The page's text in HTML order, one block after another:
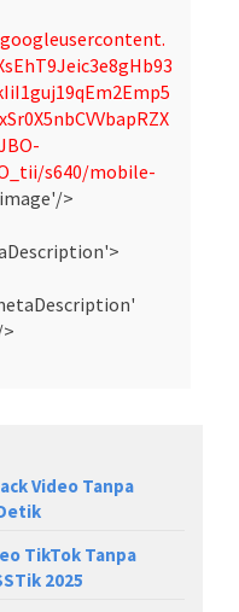
s640/mobile-
>
Video Tanpa
TikTok Tanpa
2025